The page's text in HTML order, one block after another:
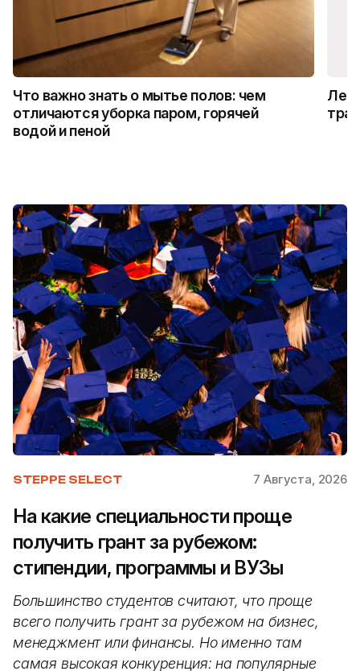
Что важно знать о мытье полов: чем
отличаются уборка паром, горячей
водой и пеной
STEPPE SELECT 7 Августа, 2026
На какие специальности проще
получить грант за рубежом:
стипендии, программы и ВУЗы
Большинство студентов считают, что проще
всего получить грант за рубежом на бизнес,
менеджмент или финансы. Но именно там
самая высокая конкуренция: на популярные